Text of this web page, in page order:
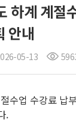
계 계절
안내
05-13
수업 수강료 납
.